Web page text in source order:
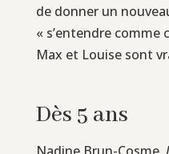
de donner un
« s’entendre comme
Max et Louise sont
Dès 5 ans